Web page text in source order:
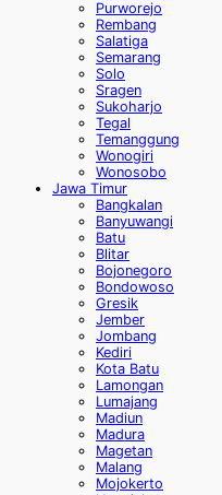
Purworejo
Rembang
Salatiga
Semarang
Solo
Sragen
Sukoharjo
Tegal
Temanggung
Wonogiri
Wonosobo
Jawa Timur
Bangkalan
Banyuwangi
Batu
Blitar
Bojonegoro
Bondowoso
Gresik
Jember
Jombang
Kediri
Kota Batu
Lamongan
Lumajang
Madiun
Madura
Magetan
Malang
Mojokerto